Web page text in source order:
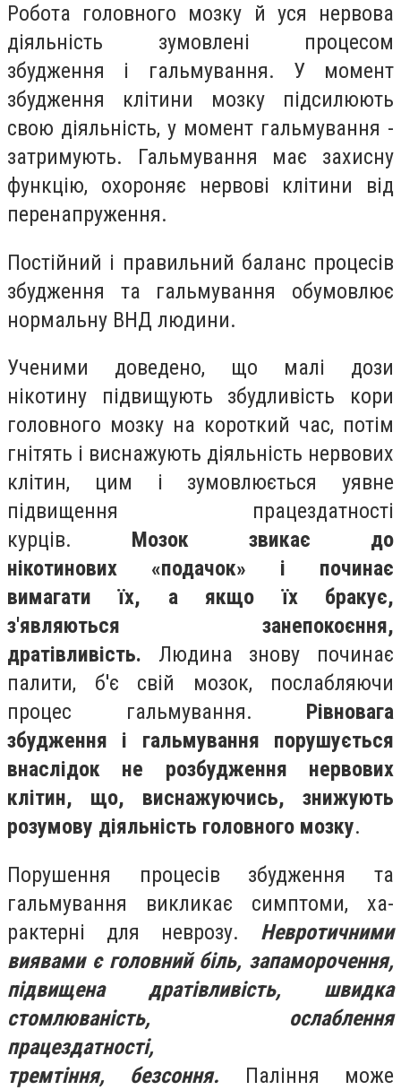
Робота головного мозку й уся нер­вова
діяльність зумовлені процесом
збудження і гальмування. У момент
збудження клітини мозку підсилюють
свою діяльність, у момент гальмуван­ня -
затримують. Гальмування має захисну
функцію, охороняє нервові клітини від
перенапруження.
Постійний і правильний баланс процесів
збудження та гальмування обумовлює
нормальну ВНД людини.
Ученими доведено, що малі дози
нікотину підвищують збудливість кори
головного мозку на короткий час, потім
гнітять і виснажують діяльність нервових
клітин, цим і зумовлюється уявне
підвищення працездатності
курців. Мозок звикає до
нікотинових «подачок» і починає
вимагати їх, аякщо їх бракує,
з'являються занепо­коєння,
дратівливість. Людина знову починає
палити, б'є свій мозок, по­слабляючи
процес гальмування. Рівно­вага
збудження і гальмування пору­шується
внаслідок не розбудження нервових
клітин, що, виснажуючись, знижують
розумову діяльність голов­ного мозку.
Порушення процесів збудження та
гальмування викликає симптоми, ха­
рактерні для неврозу. Невротичними
виявами є голов­ний біль, запаморочення,
підвищена дратівливість, швидка
стомлюваність, ослаблення
працездатності,
тремтіння, безсоння. Паління може